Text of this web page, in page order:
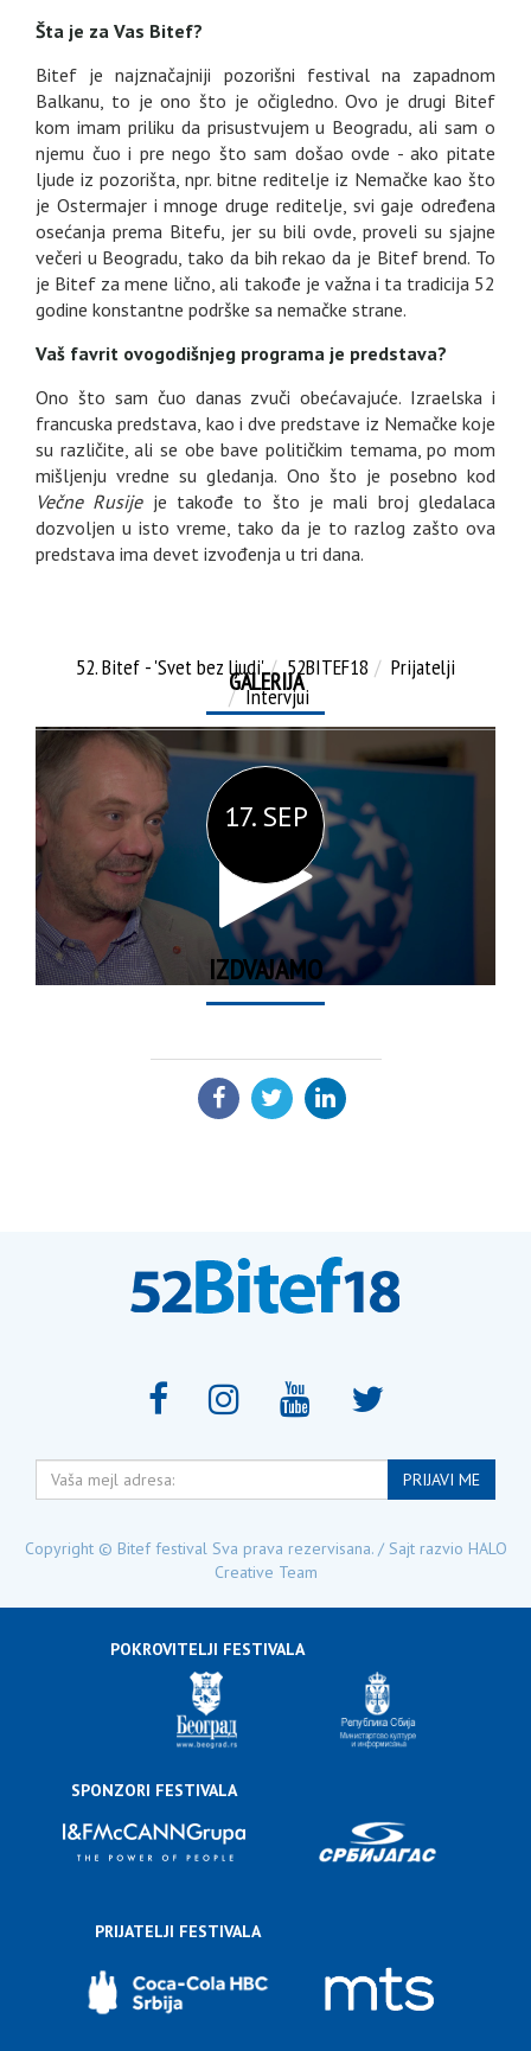
Šta je za Vas Bitef?
Bitef je najznačajniji pozorišni festival na zapadnom
Balkanu, to je ono što je očigledno. Ovo je drugi Bitef
kom imam priliku da prisustvujem u Beogradu, ali sam o
njemu čuo i pre nego što sam došao ovde - ako pitate
ljude iz pozorišta, npr. bitne reditelje iz Nemačke kao što
je Ostermajer i mnoge druge reditelje, svi gaje određena
osećanja prema Bitefu, jer su bili ovde, proveli su sjajne
večeri u Beogradu, tako da bih rekao da je Bitef brend. To
je Bitef za mene lično, ali takođe je važna i ta tradicija 52
godine konstantne podrške sa nemačke strane.
Vaš favrit ovogodišnjeg programa je predstava?
Ono što sam čuo danas zvuči obećavajuće. Izraelska i
francuska predstava, kao i dve predstave iz Nemačke koje
su različite, ali se obe bave političkim temama, po mom
mišljenju vredne su gledanja. Ono što je posebno kod
Večne Rusijeje takođe to što je mali broj gledalaca
dozvoljen u isto vreme, tako da je to razlog zašto ova
predstava ima devet izvođenja u tri dana.
GALERIJA
52. Bitef - 'Svet bez ljudi' 52BITEF18
Prijatelji
Intervjui
17. SEP
IZDVAJAMO
PODELI:
Vaša
mejl
PRIJAVI ME
Copyright © Bitef festival Sva prava rezervisana. / Sajt razvio HALO
Creative Team
POKROVITELJI FESTIVALA
SPONZORI FESTIVALA
PRIJATELJI FESTIVALA